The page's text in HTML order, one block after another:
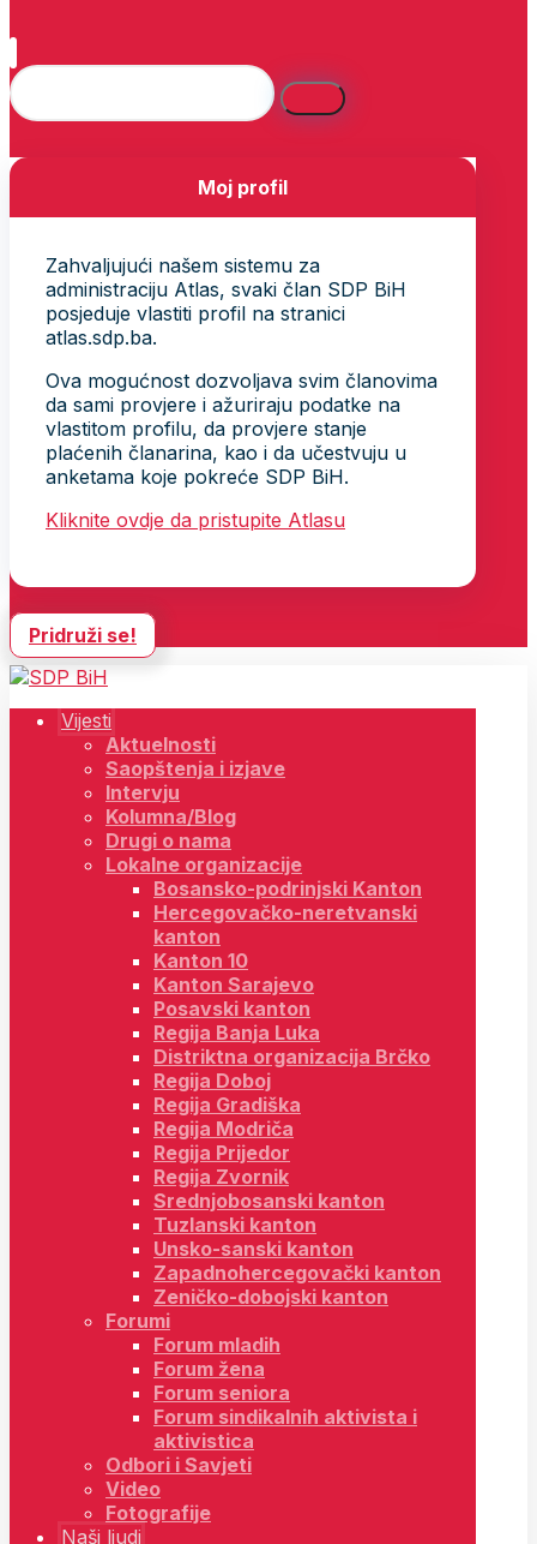
Moj profil
Zahvaljujući našem sistemu za
administraciju Atlas, svaki član SDP BiH
posjeduje vlastiti profil na stranici
atlas.sdp.ba.
Ova mogućnost dozvoljava svim članovima
da sami provjere i ažuriraju podatke na
vlastitom profilu, da provjere stanje
plaćenih članarina, kao i da učestvuju u
anketama koje pokreće SDP BiH.
Kliknite ovdje da pristupite Atlasu
Pridruži se!
Vijesti
Aktuelnosti
Saopštenja i izjave
Intervju
Kolumna/Blog
Drugi o nama
Lokalne organizacije
Bosansko-podrinjski Kanton
Hercegovačko-neretvanski
kanton
Kanton 10
Kanton Sarajevo
Posavski kanton
Regija Banja Luka
Distriktna organizacija Brčko
Regija Doboj
Regija Gradiška
Regija Modriča
Regija Prijedor
Regija Zvornik
Srednjobosanski kanton
Tuzlanski kanton
Unsko-sanski kanton
Zapadnohercegovački kanton
Zeničko-dobojski kanton
Forumi
Forum mladih
Forum žena
Forum seniora
Forum sindikalnih aktivista i
aktivistica
Odbori i Savjeti
Video
Fotografije
Naši ljudi